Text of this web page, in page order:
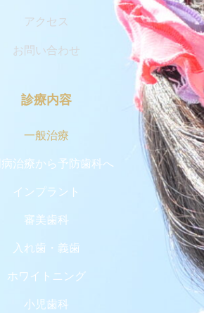
アクセス
お問い合わせ
診療内容
一般治療
治療から予防歯科へ
インプラント
審美歯科
入れ歯・義歯
ホワイトニング
小児歯科